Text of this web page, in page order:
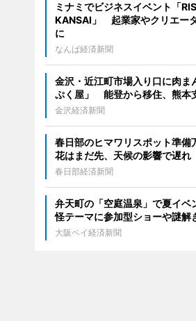
ミナミでビジネスイベント「
KANSAI」 起業家やクリエー
に
なんば経済新聞
金沢・近江町市場入り口に肉ま
ぷく屋」 能登から移住、熊本
金沢経済新聞
春日部のヒマワリスポット準
花はまだ先、天候の影響で遅れ
春日部経済新聞
弁天町の「空庭温泉」で夏イ
怪テーマに参加型ショーや謎解
大阪ベイ経済新聞